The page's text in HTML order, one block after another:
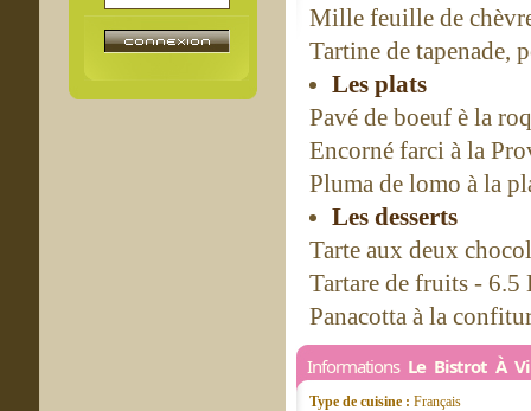
Mille feuille de
Tartine de tapenade,
Les plats
Pavé de boeuf è la
Encorné farci à la
Pluma de lomo à la
Les desserts
Tarte aux deux
Tartare de fruits - 6.5
Panacotta à la
Informations Le Bistrot À
Type de cuisine : Français